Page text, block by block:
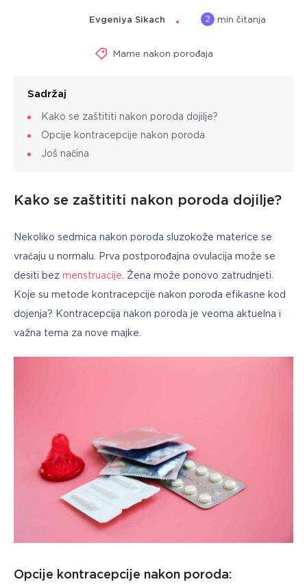
Evgeniya Sikach 2 min čitanja
Mame nakon porođaja
Sadržaj
Kako se zaštititi nakon poroda dojilje?
Opcije kontracepcije nakon poroda
Još načina
Kako se zaštititi nakon poroda dojilje?
Nekoliko sedmica nakon poroda sluzokože materice se
vraćaju u normalu. Prva postporođajna ovulacija može se
desiti bez menstruacije . Žena može ponovo zatrudnjeti.
Koje su metode kontracepcije nakon poroda efikasne kod
dojenja? Kontracepcija nakon poroda je veoma aktuelna i
važna tema za nove majke.
Opcije kontracepcije nakon poroda: